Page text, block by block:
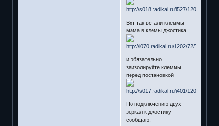
Вот так встали клеммы
мама в клемы джостика
и обязательно
заизолируйте клеммы
перед постановкой
По подключению двух
зеркал к джостику
сообщаю: